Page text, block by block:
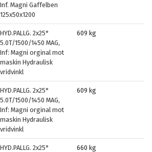
Inf. Magni Gaffelben
125x50x1200
HYD.PALLG. 2x25°
5.0T/1500/1450 MAG,
Inf: Magni orginal mot
maskin Hydraulisk
vridvinkl
609 kg
HYD.PALLG. 2x25°
5.0T/1500/1450 MAG,
Inf: Magni orginal mot
maskin Hydraulisk
vridvinkl
609 kg
HYD.PALLG. 2x25°
660 kg